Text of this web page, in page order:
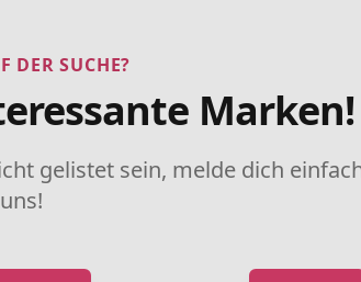
DER SUCHE?
Marken!
gelistet sein, melde dich
uns!